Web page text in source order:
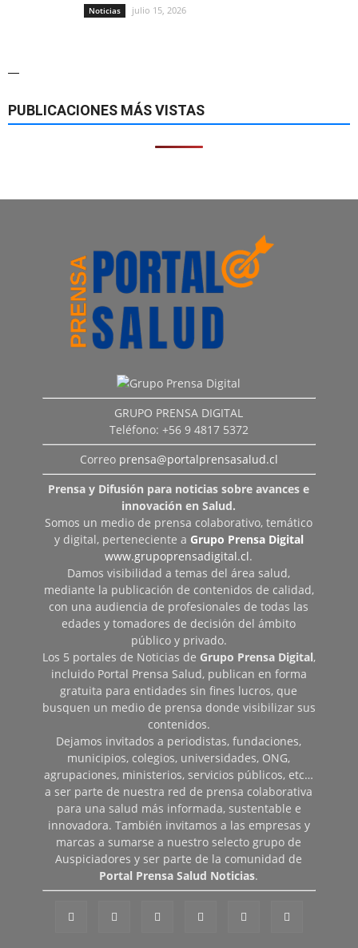
Noticias julio 15, 2026
—
PUBLICACIONES MÁS VISTAS
GRUPO PRENSA DIGITAL
Teléfono: +56 9 4817 5372
Correo prensa@portalprensasalud.cl
Prensa y Difusión para noticias sobre avances e
innovación en Salud.
Somos un medio de prensa colaborativo, temático
y digital, perteneciente a Grupo Prensa Digital
www.grupoprensadigital.cl.
Damos visibilidad a temas del área salud,
mediante la publicación de contenidos de calidad,
con una audiencia de profesionales de todas las
edades y tomadores de decisión del ámbito
público y privado.
Los 5 portales de Noticias de Grupo Prensa Digital,
incluido Portal Prensa Salud, publican en forma
gratuita para entidades sin fines lucros, que
busquen un medio de prensa donde visibilizar sus
contenidos.
Dejamos invitados a periodistas, fundaciones,
municipios, colegios, universidades, ONG,
agrupaciones, ministerios, servicios públicos, etc…
a ser parte de nuestra red de prensa colaborativa
para una salud más informada, sustentable e
innovadora. También invitamos a las empresas y
marcas a sumarse a nuestro selecto grupo de
Auspiciadores y ser parte de la comunidad de
Portal Prensa Salud Noticias.